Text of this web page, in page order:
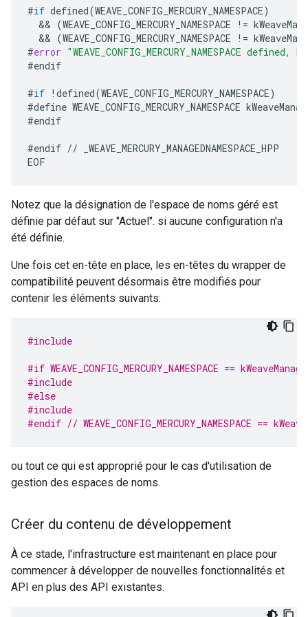
#if defined(WEAVE_CONFIG_MERCURY_NAMESPACE)
&& (WEAVE_CONFIG_MERCURY_NAMESPACE ! =
&& (WEAVE_CONFIG_MERCURY_NAMESPACE ! =
#error "WEAVE_CONFIG_MERCURY_NAMESPACE
#endif
#if ! defined(WEAVE_CONFIG_MERCURY_NAMESPACE)
#define WEAVE_CONFIG_MERCURY_NAMESPACE
#endif
#endif //
_WEAVE_MERCURY_MANAGEDNAMESPACE_HPP
EOF
Notez que la désignation de l'espace de noms géré est
définie par défaut sur "Actuel". si aucune configuration n'a
été définie.
Une fois cet en-tête en place, les en-têtes du wrapper de
compatibilité peuvent désormais être modifiés pour
contenir les éléments suivants:
#include
#if WEAVE_CONFIG_MERCURY_NAMESPACE ==
#include
#else
#include
#endif // WEAVE_CONFIG_MERCURY_NAMESPACE ==
ou tout ce qui est approprié pour le cas d'utilisation de
gestion des espaces de noms.
Créer du contenu de développement
À ce stade, l'infrastructure est maintenant en place pour
commencer à développer de nouvelles fonctionnalités et
API en plus des API existantes.